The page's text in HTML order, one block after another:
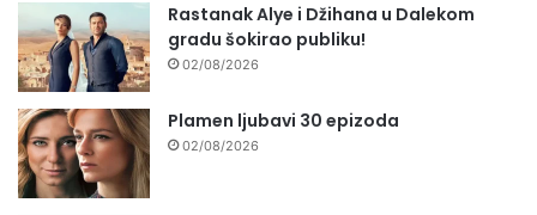
Rastanak Alye i Džihana u Dalekom
gradu šokirao publiku!
02/08/2026
Plamen ljubavi 30 epizoda
02/08/2026